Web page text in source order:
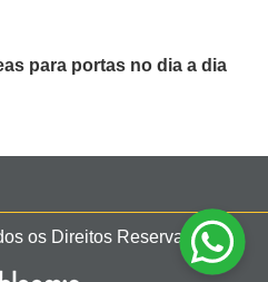
para portas no dia a dia
os Direitos Reservados